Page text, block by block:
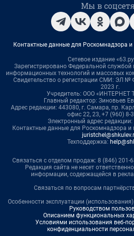
Мы в
Контактные данные для Роскомнадзора и
Сетевое издание
Зарегистрировано Федеральной службой
информационных технологий и массовых
Свидетельство о регистрации СМИ: ЭЛ №
2023 г.
Учредитель: ООО «ИНТЕРНЕТ
Главный редактор: Зиновьев
Адрес редакции: 443080, г. Самара, пр.
офис 22, 23, +7 (960) 8-
Электронный адрес редакции:
Контактные данные для Роскомнадзора и
Техподдержка:
Связаться с отделом продаж: 8 (846) 201-
Редакция сайта не несет
информации, содержащейся в
Связаться по вопросам
Особенности эксплуатации
Руководством
Описанием функциональных
Условиями использования веб-
конфиденциальности